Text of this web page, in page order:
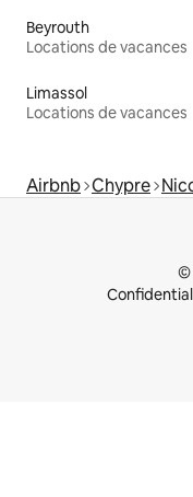
Beyrouth
Locations de vacances
Limassol
Locations de vacances
Airbnb Chypre
©